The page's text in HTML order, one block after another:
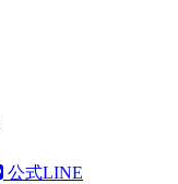
公式LINE